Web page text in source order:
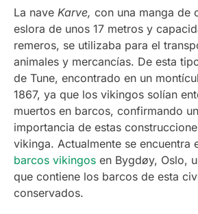
La nave Karve, con una manga de
eslora de unos 17 metros y
remeros, se utilizaba para el
animales y mercancías. De esta
de Tune, encontrado en un
1867, ya que los vikingos solían
muertos en barcos, confirmando
importancia de estas
vikinga. Actualmente se encuentra
barcos vikingos en Bygdøy, Oslo,
que contiene los barcos de esta
conservados.